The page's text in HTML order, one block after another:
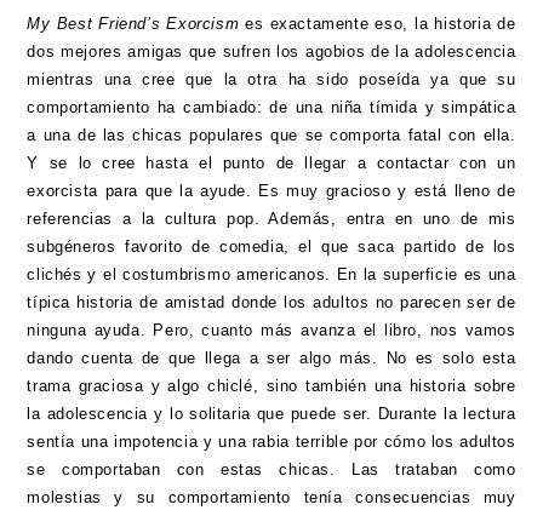
My Best Friend’s Exorcismes exactamente eso, la historia de
dos mejores amigas que sufren los agobios de la adolescencia
mientras una cree que la otra ha sido poseída ya que su
comportamiento ha cambiado: de una niña tímida y simpática
a una de las chicas populares que se comporta fatal con ella.
Y se lo cree hasta el punto de llegar a contactar con un
exorcista para que la ayude. Es muy gracioso y está lleno de
referencias a la cultura pop. Además, entra en uno de mis
subgéneros favorito de comedia, el que saca partido de los
clichés y el costumbrismo americanos. En la superficie es una
típica historia de amistad donde los adultos no parecen ser de
ninguna ayuda. Pero, cuanto más avanza el libro, nos vamos
dando cuenta de que llega a ser algo más. No es solo esta
trama graciosa y algo chiclé, sino también una historia sobre
la adolescencia y lo solitaria que puede ser. Durante la lectura
sentía una impotencia y una rabia terrible por cómo los adultos
se comportaban con estas chicas. Las trataban como
molestias y su comportamiento tenía consecuencias muy